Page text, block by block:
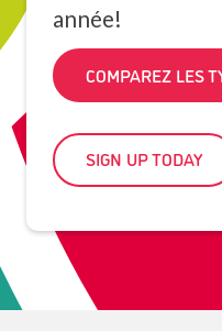
année!
COMPAREZ LES
SIGN UP TODAY